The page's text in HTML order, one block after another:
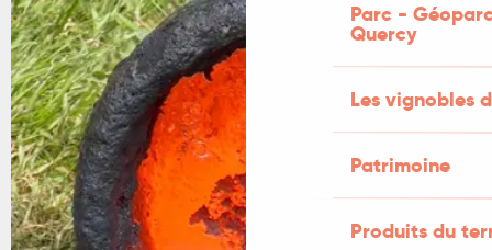
Parc -
Quercy
Les vignobles
Patrimoine
Produits du